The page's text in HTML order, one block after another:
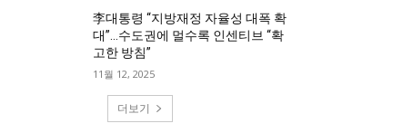
李대통령 “지방재정 자율성 대폭 확
대”…수도권에 멀수록 인센티브 “확
고한 방침”
11월 12, 2025
더보기